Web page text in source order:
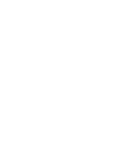
Elétrica Osasco
Barueri
Cajamar